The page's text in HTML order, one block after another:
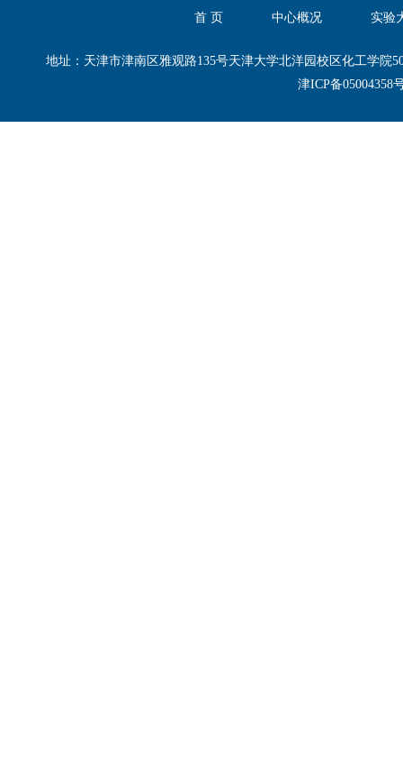
首 页 中心概况 实验
地址：天津市津南区雅观路135号天津大学北洋园校区化工学院
津ICP备05004358